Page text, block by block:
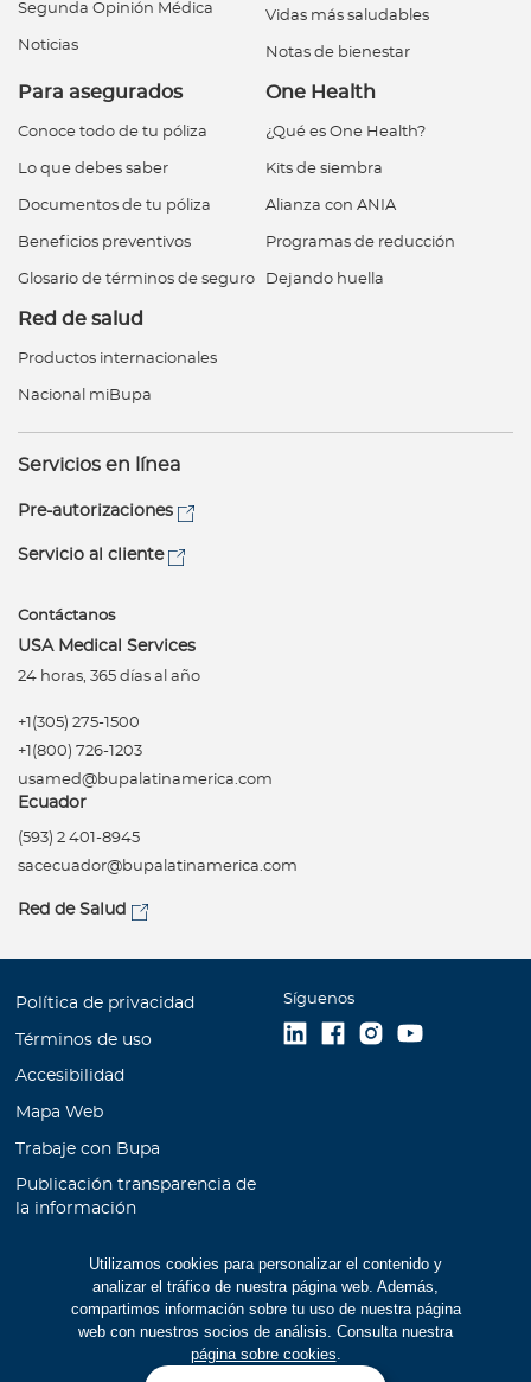
Utilizamos cookies para personalizar el contenido y
analizar el tráfico de nuestra página web. Además,
compartimos información sobre tu uso de nuestra página
web con nuestros socios de análisis. Consulta nuestra
página sobre cookies.
Segunda Opinión Médica
Noticias
Vidas más saludables
Notas de bienestar
Para asegurados
Conoce todo de tu póliza
Lo que debes saber
Documentos de tu póliza
Beneficios preventivos
Glosario de términos de seguro
One Health
¿Qué es One Health?
Kits de siembra
Alianza con ANIA
Programas de reducción
Dejando huella
Red de salud
Productos internacionales
Nacional miBupa
Servicios en línea
Pre-autorizaciones
Servicio al cliente
Contáctanos
USA Medical Services
24 horas, 365 días al año
+1(305) 275-1500
+1(800) 726-1203
usamed@bupalatinamerica.com
Ecuador
(593) 2 401-8945
sacecuador@bupalatinamerica.com
Red de Salud
Política de privacidad
Términos de uso
Accesibilidad
Mapa Web
Trabaje con Bupa
Publicación transparencia de
la información
Educación Financiera
Cookies
Síguenos